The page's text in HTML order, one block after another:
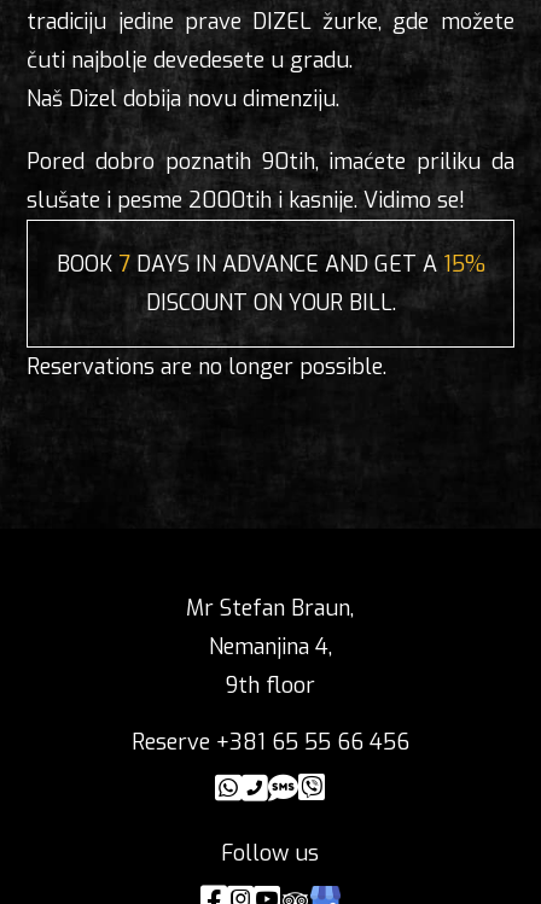
tradiciju jedine prave DIZEL žurke, gde možete
čuti najbolje devedesete u gradu.
Naš Dizel dobija novu dimenziju.
Pored dobro poznatih 90tih, imaćete priliku da
slušate i pesme 2000tih i kasnije. Vidimo se!
BOOK 7DAYS IN ADVANCE AND GET A 15%
DISCOUNT ON YOUR BILL.
Reservations are no longer possible.
Mr Stefan Braun,
Nemanjina 4,
9th floor
Reserve +381 65 55 66 456
Follow us